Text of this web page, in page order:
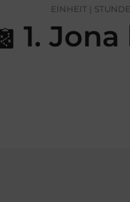
EINHEIT |
1.